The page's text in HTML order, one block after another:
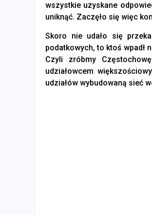
wszystkie uzyskane
uniknąć. Zaczęło się więc
Skoro nie udało się
podatkowych, to ktoś wpadł
Czyli zróbmy
udziałowcem
udziałów wybudowaną sieć